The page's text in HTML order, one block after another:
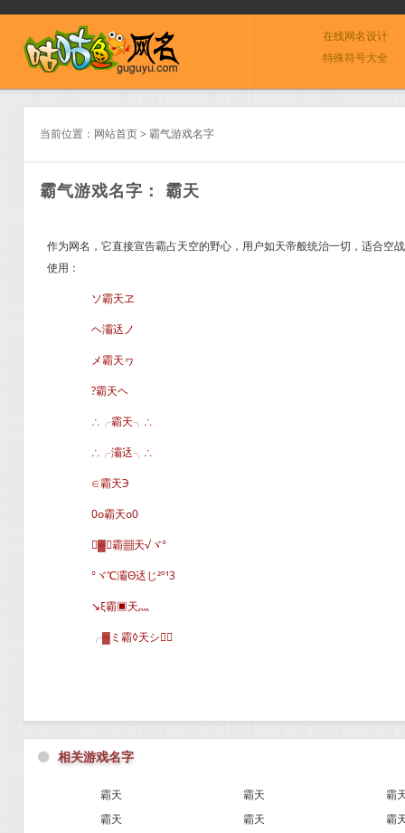
在线网名设计
特殊符号大全
当前位置： 网站首页> 霸气游戏名字
霸气游戏名字： 霸天
作为网名，它直接宣告霸占天空的野心，用户如天帝般统治一切，适合空
使用：
ソ霸天ヱ
ヘ灞迗ノ
メ霸天ヮ
?霸天ヘ
∴╭霸天╮∴
∴╭灞迗╮∴
∈霸天Э
0o霸天o0
▓∈霸▦天√ヾ°
°ヾ℃灞Θ迗じ²º¹3
↘ξ霸▣天灬
╭▓ミ霸◊天シ∈
⚫ 相关游戏名字
霸天 霸天
霸
霸天
霸天
霸